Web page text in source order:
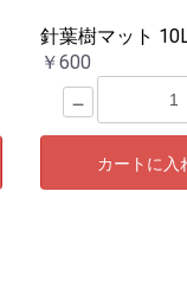
針葉樹マット
￥600
－
カートに入